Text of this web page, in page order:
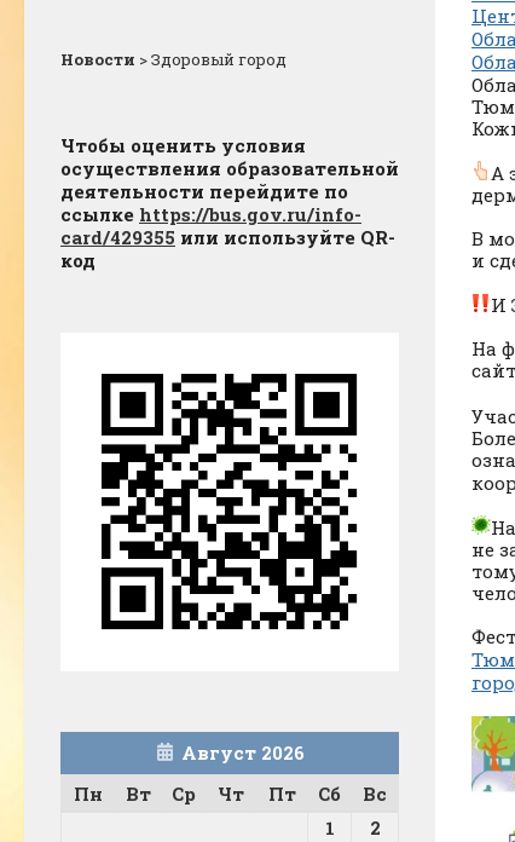
А
В
и
И
На
не
Новости >Здоровый город
Чтобы оценить условия
осуществления образовательной
деятельности перейдите по
ссылке https://bus.gov.ru/info-
card/429355 или используйте QR-
код
Август 2026
Пн
Вт Ср Чт Пт Сб
Вс
1
2